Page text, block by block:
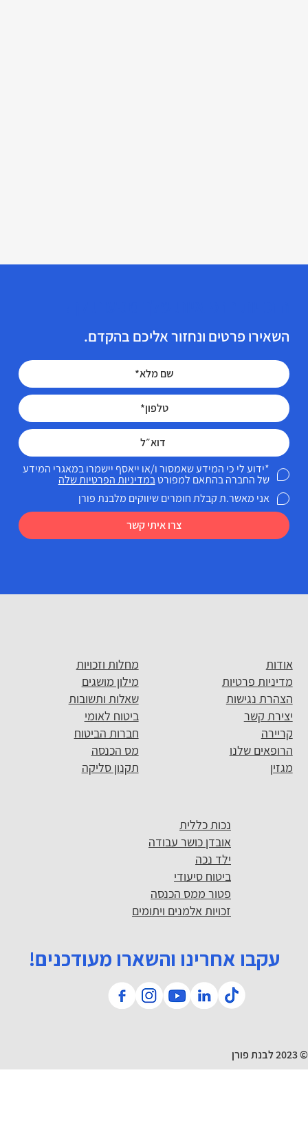
השאירו פרטים ונחזור אליכם בהקדם.
צרו איתי קשר
*ידוע לי כי המידע שאמסור ו/או ייאסף יישמרו במאגרי המידע
של החברה בהתאם למפורטבמדיניות הפרטיות שלה
אני מאשר.ת קבלת חומרים שיווקים מלבנת פורן
אודות
מדיניות פרטיות
הצהרת נגישות
יצירת קשר
קריירה
הרופאים שלנו
מגזין
מחלות וזכויות
מילון מושגים
שאלות ותשובות
ביטוח לאומי
חברות הביטוח
מס הכנסה
תקנון סליקה
נכות כללית
אובדן כושר עבודה
ילד נכה
ביטוח סיעודי
פטור ממס הכנסה
זכויות אלמנים ויתומים
עקבו אחרינו והשארו מעודכנים!
© 2023 לבנת פורן